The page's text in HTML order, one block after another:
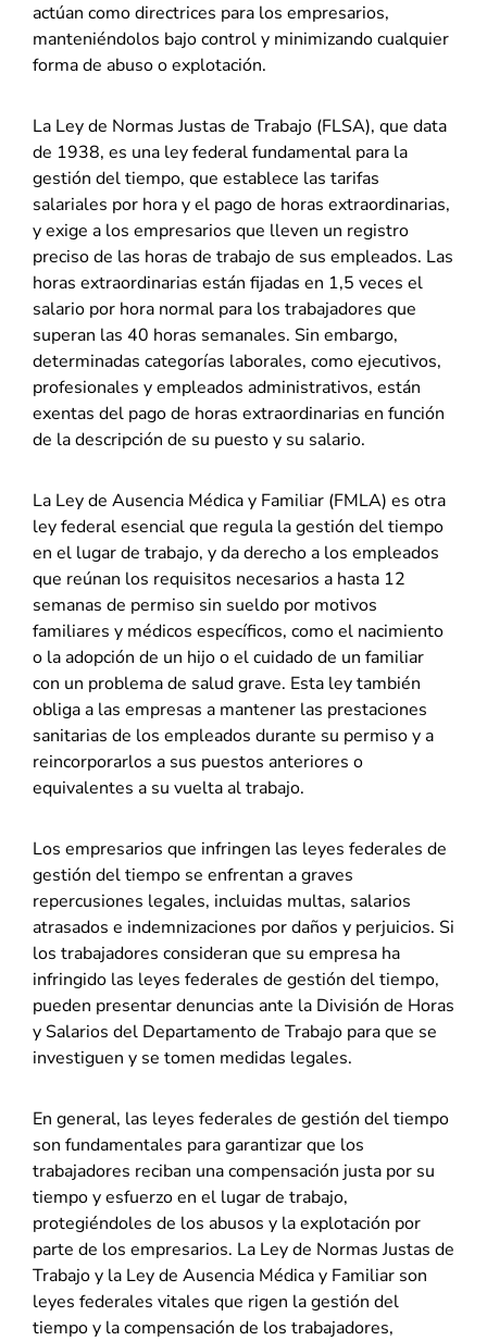
actúan como directrices para los empresarios,
manteniéndolos bajo control y minimizando cualquier
forma de abuso o explotación.
La Ley de Normas Justas de Trabajo (FLSA), que data
de 1938, es una ley federal fundamental para la
gestión del tiempo, que establece las tarifas
salariales por hora y el pago de horas extraordinarias,
y exige a los empresarios que lleven un registro
preciso de las horas de trabajo de sus empleados. Las
horas extraordinarias están fijadas en 1,5 veces el
salario por hora normal para los trabajadores que
superan las 40 horas semanales. Sin embargo,
determinadas categorías laborales, como ejecutivos,
profesionales y empleados administrativos, están
exentas del pago de horas extraordinarias en función
de la descripción de su puesto y su salario.
La Ley de Ausencia Médica y Familiar (FMLA) es otra
ley federal esencial que regula la gestión del tiempo
en el lugar de trabajo, y da derecho a los empleados
que reúnan los requisitos necesarios a hasta 12
semanas de permiso sin sueldo por motivos
familiares y médicos específicos, como el nacimiento
o la adopción de un hijo o el cuidado de un familiar
con un problema de salud grave. Esta ley también
obliga a las empresas a mantener las prestaciones
sanitarias de los empleados durante su permiso y a
reincorporarlos a sus puestos anteriores o
equivalentes a su vuelta al trabajo.
Los empresarios que infringen las leyes federales de
gestión del tiempo se enfrentan a graves
repercusiones legales, incluidas multas, salarios
atrasados e indemnizaciones por daños y perjuicios. Si
los trabajadores consideran que su empresa ha
infringido las leyes federales de gestión del tiempo,
pueden presentar denuncias ante la División de Horas
y Salarios del Departamento de Trabajo para que se
investiguen y se tomen medidas legales.
En general, las leyes federales de gestión del tiempo
son fundamentales para garantizar que los
trabajadores reciban una compensación justa por su
tiempo y esfuerzo en el lugar de trabajo,
protegiéndoles de los abusos y la explotación por
parte de los empresarios. La Ley de Normas Justas de
Trabajo y la Ley de Ausencia Médica y Familiar son
leyes federales vitales que rigen la gestión del
tiempo y la compensación de los trabajadores,